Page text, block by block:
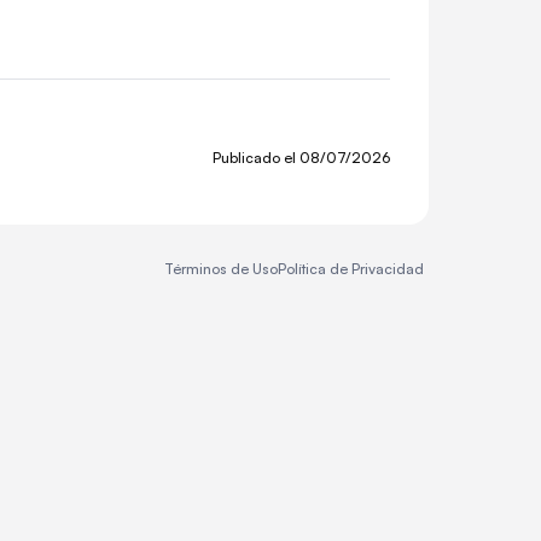
Publicado el 08/07/2026
Términos de UsoPolítica de Privacidad